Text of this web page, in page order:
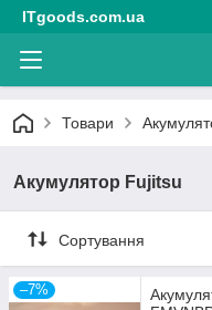
ITgoods.com.ua
Товари
Акумулятор Fujitsu
Сортування
–7%